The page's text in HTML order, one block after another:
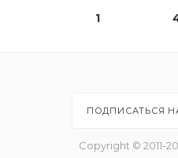
1
ПОДПИСАТЬСЯ
Copyright © 2011-